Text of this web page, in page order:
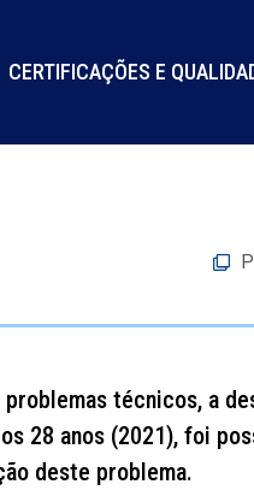
CERTIFICAÇÕES E
problemas técnicos, a
28 anos (2021), foi
deste problema.